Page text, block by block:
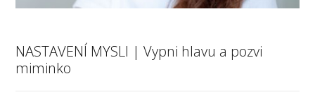
NASTAVENÍ MYSLI | Vypni hlavu a pozvi
miminko